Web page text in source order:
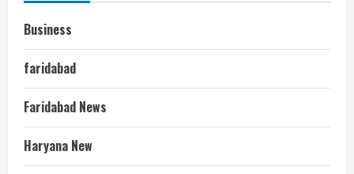
Business
faridabad
Faridabad News
Haryana New